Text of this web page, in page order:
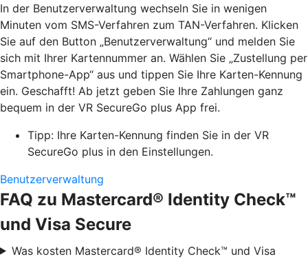
In der Benutzerverwaltung wechseln Sie in wenigen
Minuten vom SMS-Verfahren zum TAN-Verfahren. Klicken
Sie auf den Button „Benutzerverwaltung“ und melden Sie
sich mit Ihrer Kartennummer an. Wählen Sie „Zustellung per
Smartphone-App“ aus und tippen Sie Ihre Karten-Kennung
ein. Geschafft! Ab jetzt geben Sie Ihre Zahlungen ganz
bequem in der VR SecureGo plus App frei.
Tipp: Ihre Karten-Kennung finden Sie in der VR
SecureGo plus in den Einstellungen.
Benutzerverwaltung
FAQ zu Mastercard® Identity Check™
und Visa Secure
Was kosten Mastercard® Identity Check™ und Visa